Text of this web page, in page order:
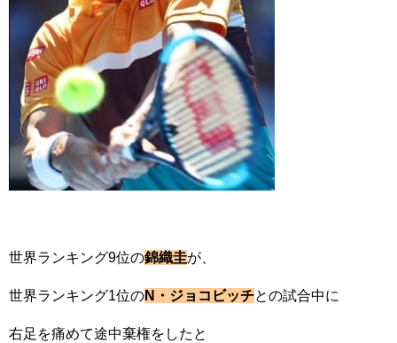
世界ランキング9位の錦織圭が、
世界ランキング1位のN・ジョコビッチとの試合中に
右足を痛めて途中棄権をしたと